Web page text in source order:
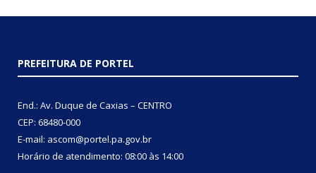
PREFEITURA DE PORTEL
End.: Av. Duque de Caxias – CENTRO
CEP: 68480-000
E-mail: ascom@portel.pa.gov.br
Horário de atendimento: 08:00 às 14:00